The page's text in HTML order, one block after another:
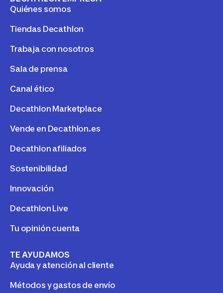
Quiénes somos
Tiendas Decathlon
Trabaja con nosotros
Sala de prensa
Canal ético
Decathlon Marketplace
Vende en Decathlon.es
Decathlon afiliados
Sostenibilidad
Innovación
Decathlon Live
Tu opinión cuenta
TE AYUDAMOS
Ayuda y atención al cliente
Métodos y gastos de envío